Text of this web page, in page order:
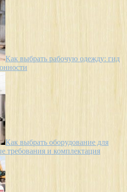
Как выбрать рабочую одежду: гид
Как выбрать оборудование для
требования и комплектация